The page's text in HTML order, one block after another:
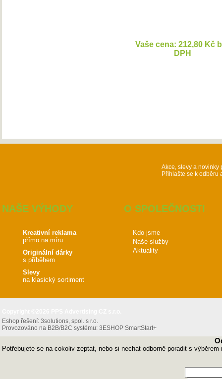
Vaše cena: 212,80 Kč
DPH
Akce, slevy a novinky
Přihlašte se k odběru
NAŠE VÝHODY
Kreativní reklama
přímo na míru
Originální dárky
s příběhem
Slevy
na klasický sortiment
O SPOLEČNOSTI
Kdo jsme
Naše služby
Aktuality
Eshop řešení: 3solutions, spol. s r.o.
Provozováno na B2B/B2C systému: 3ESHOP SmartStart+
Potřebujete se na cokoliv zeptat, nebo si nechat odborně poradit s